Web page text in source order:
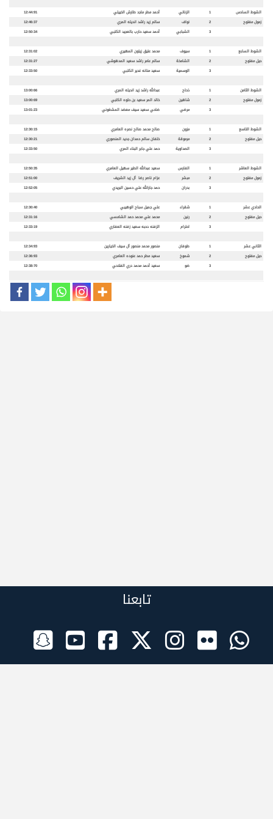
الشوط السادس 1 الزناتي أحمد مطر ماجد طارش الخييلي
12:44:91
زمول مفتوح
2 نواف سالم زيد راشد انديله المري
12:46:37
3
الشبابي أحمد سعيد حارب بالعجيد الكتبي 12:50:34
الشوط السابع 1 سيوف محمد عتيق زيتون المهيري
12:31:02
حيل مفتوح
2 الشامخة سالم عامر راشد سعيد المدهوشي
12:31:27
3
الوسمية سعيد منانه غدير الكتبي 12:33:50
الشوط الثامن 1 ذحاح عبدالله راشد زيد انديله المري
13:00:66
زمول مفتوح
2 شاهين خالد المر سعيد بن حلوه الكتبي
13:00:69
3
مرضي ضاحي سعيد سيف معضد المشغوني 13:01:23
الشوط التاسع 1 مزون صالح محمد صالح نصره العامري
12:30:15
حيل مفتوح
2 مرموقة خلفان سالم حمدان جديد المنصوري
12:30:21
3
الصداوية حمد علي جابر البناء المري 12:33:50
الشوط العاشر 1 الفارس سعيد عبدالله الطير سهيل العامري
12:50:35
زمول مفتوح
2 مبشر عزام ناصر رضا آل زيد الشريف
12:51:00
3
بدران حمد جارالله علي حسين البريدي 12:52:05
الحادي عشر 1 شقراء علي جميل سباح الوهيبي
12:30:40
حيل مفتوح
2 رنين محمد علي محمد حمد الشامسي
12:31:16
3
احترام الزفنه دحبه سعيد زفنه العفاري 12:33:19
الثاني عشر 1 طوفان منصور محمد منصور آل سيف الخيارين
12:34:93
حيل مفتوح
2 شموخ سعيد مطر حمد عنوده العامري
12:36:93
3
ضو سعيد أحمد محمد دري الفلاحي 12:38:70
تابعنا